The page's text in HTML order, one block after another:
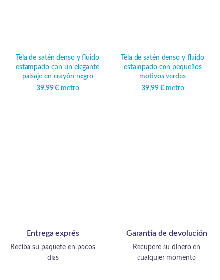
Tela de satén denso y fluido
estampado con un elegante
paisaje en crayón negro
39,99 €metro
Tela de satén denso y fluido
estampado con pequeños
motivos verdes
39,99 €metro
Entrega exprés
Reciba su paquete en pocos
días
Garantía de devolución
Recupere su dinero en
cualquier momento